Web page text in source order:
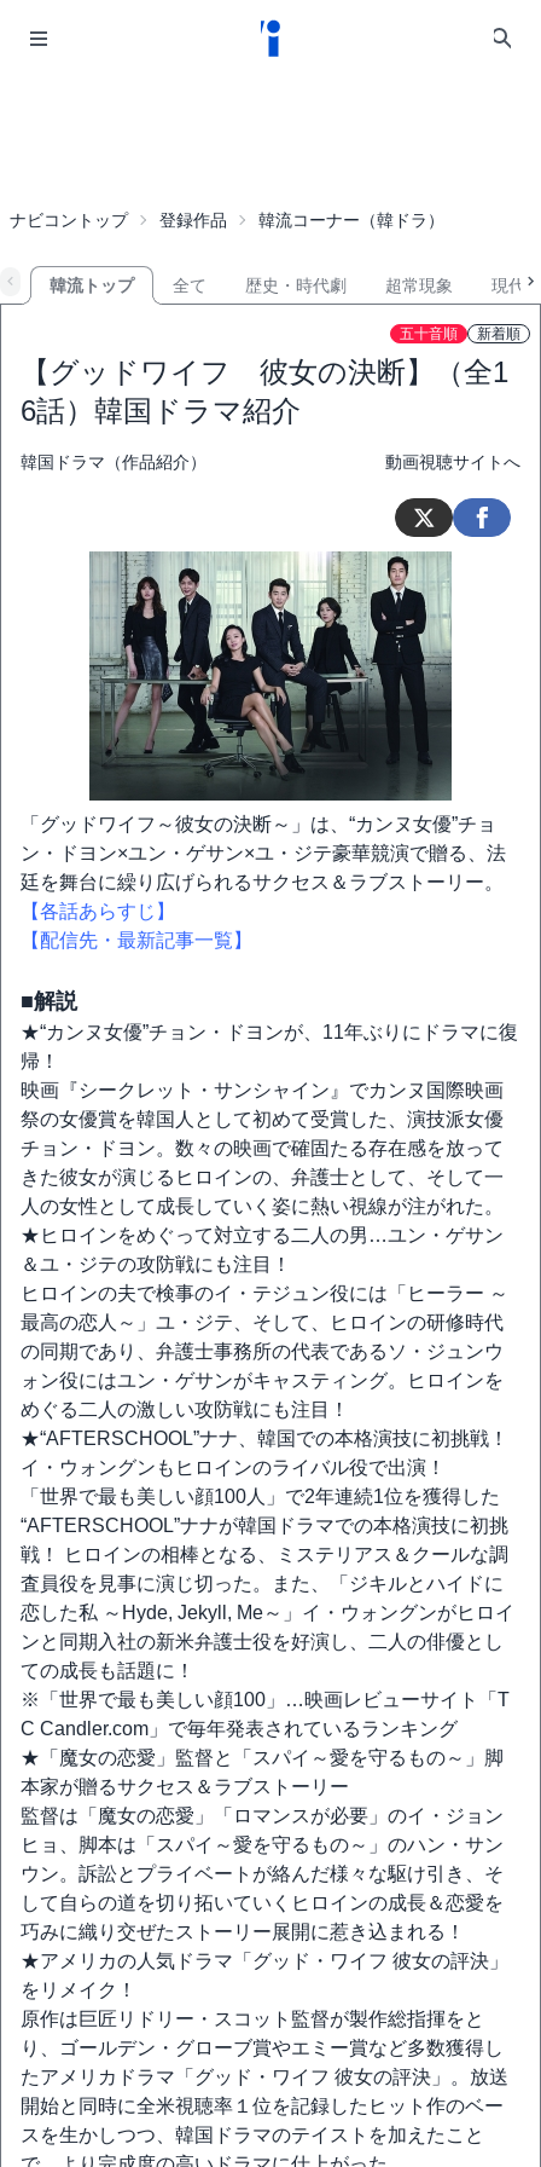
ナビコントップ 登録作品 韓流コーナー（韓ドラ）
韓流トップ 全て 歴史・時代劇 超常現象 現代
五十音順 新着順
【グッドワイフ 彼女の決断】（全1
6話）韓国ドラマ紹介
韓国ドラマ（作品紹介） 動画視聴サイトへ
「グッドワイフ～彼女の決断～」は、“カンヌ女優”チョ
ン・ドヨン×ユン・ゲサン×ユ・ジテ豪華競演で贈る、法
廷を舞台に繰り広げられるサクセス＆ラブストーリー。
【各話あらすじ】
【配信先・最新記事一覧】
■解説
★“カンヌ女優”チョン・ドヨンが、11年ぶりにドラマに復
帰！
映画『シークレット・サンシャイン』でカンヌ国際映画
祭の女優賞を韓国人として初めて受賞した、演技派女優
チョン・ドヨン。数々の映画で確固たる存在感を放って
きた彼女が演じるヒロインの、弁護士として、そして一
人の女性として成長していく姿に熱い視線が注がれた。
★ヒロインをめぐって対立する二人の男…ユン・ゲサン
＆ユ・ジテの攻防戦にも注目！
ヒロインの夫で検事のイ・テジュン役には「ヒーラー ～
最高の恋人～」ユ・ジテ、そして、ヒロインの研修時代
の同期であり、弁護士事務所の代表であるソ・ジュンウ
ォン役にはユン・ゲサンがキャスティング。ヒロインを
めぐる二人の激しい攻防戦にも注目！
★“AFTERSCHOOL”ナナ、韓国での本格演技に初挑戦！
イ・ウォングンもヒロインのライバル役で出演！
「世界で最も美しい顔100人」で2年連続1位を獲得した
“AFTERSCHOOL”ナナが韓国ドラマでの本格演技に初挑
戦！ ヒロインの相棒となる、ミステリアス＆クールな調
査員役を見事に演じ切った。また、「ジキルとハイドに
恋した私 ～Hyde, Jekyll, Me～」イ・ウォングンがヒロイ
ンと同期入社の新米弁護士役を好演し、二人の俳優とし
ての成長も話題に！
※「世界で最も美しい顔100」…映画レビューサイト「T
C Candler.com」で毎年発表されているランキング
★「魔女の恋愛」監督と「スパイ～愛を守るもの～」脚
本家が贈るサクセス＆ラブストーリー
監督は「魔女の恋愛」「ロマンスが必要」のイ・ジョン
ヒョ、脚本は「スパイ～愛を守るもの～」のハン・サン
ウン。訴訟とプライベートが絡んだ様々な駆け引き、そ
して自らの道を切り拓いていくヒロインの成長＆恋愛を
巧みに織り交ぜたストーリー展開に惹き込まれる！
★アメリカの人気ドラマ「グッド・ワイフ 彼女の評決」
をリメイク！
原作は巨匠リドリー・スコット監督が製作総指揮をと
り、ゴールデン・グローブ賞やエミー賞など多数獲得し
たアメリカドラマ「グッド・ワイフ 彼女の評決」。放送
開始と同時に全米視聴率１位を記録したヒット作のベー
スを生かしつつ、韓国ドラマのテイストを加えたこと